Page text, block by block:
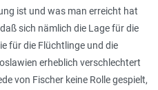
ist und was man erreicht hat
sich nämlich die Lage für die
für die Flüchtlinge und die
erheblich verschlechtert
von Fischer keine Rolle gespielt,